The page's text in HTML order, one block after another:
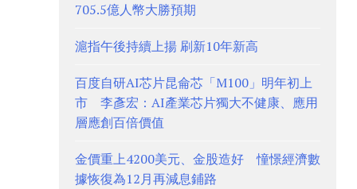
705.5億人幣大勝預期
滬指午後持續上揚 刷新10年新高
百度自研AI芯片昆侖芯「M100」明年初上
市 李彥宏：AI產業芯片獨大不健康、應用
層應創百倍價值
金價重上4200美元、金股造好 憧憬經濟數
據恢復為12月再減息鋪路